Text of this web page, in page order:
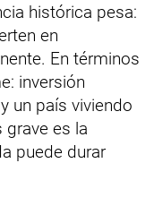
histórica pesa:
en
En términos
inversión
un país viviendo
grave es la
puede durar